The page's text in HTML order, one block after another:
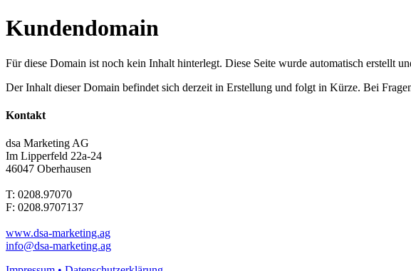
Kundendomain
Für diese Domain ist noch kein Inhalt hinterlegt. Diese Seite wurde automatisch erstellt
Der Inhalt dieser Domain befindet sich derzeit in Erstellung und folgt in Kürze. Bei
Kontakt
dsa Marketing AG
Im Lipperfeld 22a-24
46047 Oberhausen
T: 0208.97070
F: 0208.9707137
www.dsa-marketing.ag
info@dsa-marketing.ag